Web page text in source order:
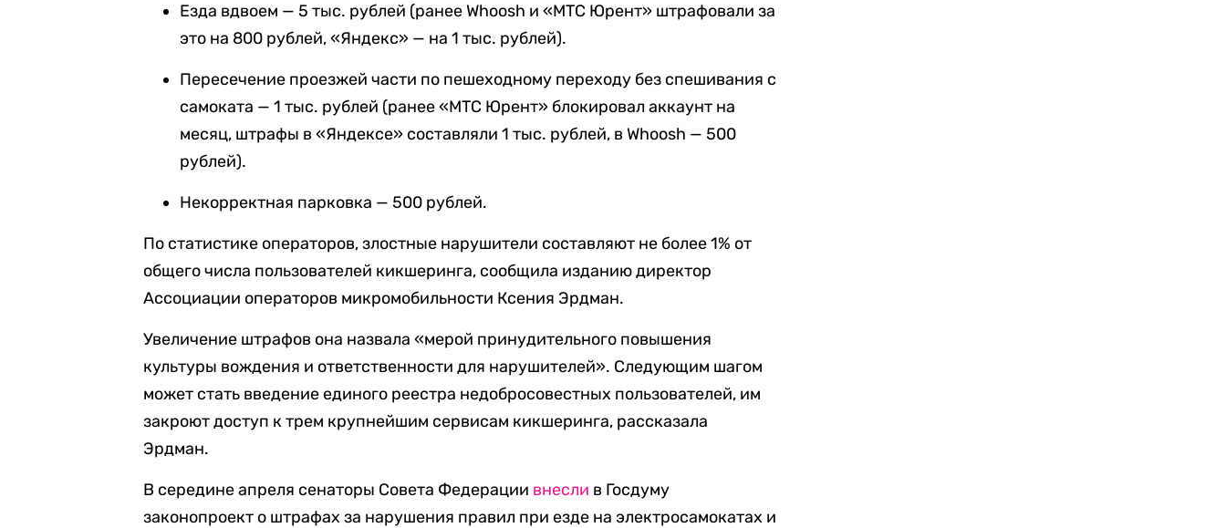
Езда вдвоем — 5 тыс. рублей (ранее Whoosh и «МТС Юрент» штрафовали за
это на 800 рублей, «Яндекс» — на 1 тыс. рублей).
Пересечение проезжей части по пешеходному переходу без спешивания с
самоката — 1 тыс. рублей (ранее «МТС Юрент» блокировал аккаунт на
месяц, штрафы в «Яндексе» составляли 1 тыс. рублей, в Whoosh — 500
рублей).
Некорректная парковка — 500 рублей.
По статистике операторов, злостные нарушители составляют не более 1% от
общего числа пользователей кикшеринга, сообщила изданию директор
Ассоциации операторов микромобильности Ксения Эрдман.
Увеличение штрафов она назвала «мерой принудительного повышения
культуры вождения и ответственности для нарушителей». Следующим шагом
может стать введение единого реестра недобросовестных пользователей, им
закроют доступ к трем крупнейшим сервисам кикшеринга, рассказала
Эрдман.
В середине апреля сенаторы Совета Федерации внесли в Госдуму
законопроект о штрафах за нарушения правил при езде на электросамокатах и